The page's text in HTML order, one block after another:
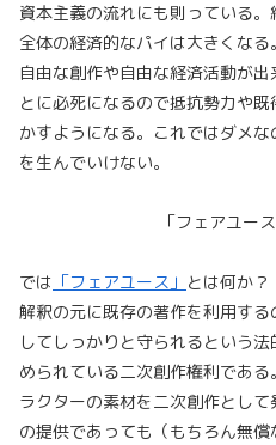
資本主義の流れにも則っている
全体の経済的なパイは大きくな
自由な創作や自由な経済活動が
とに必死になるので抵抗勢力や
かすようになる。これではダメな
を生んでいけない。
「フェアユー
では 「フェアユース」 とは何か
解釈の元に既存の著作を利用す
してしっかりと守られるという
められている二次創作権利であ
ラクターの素材を二次創作とし
の提供であっても（もちろん無